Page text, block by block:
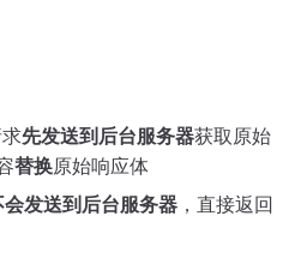
求先发送到后台服务器获取原始
替换原始响应体
会发送到后台服务器 ，直接返回